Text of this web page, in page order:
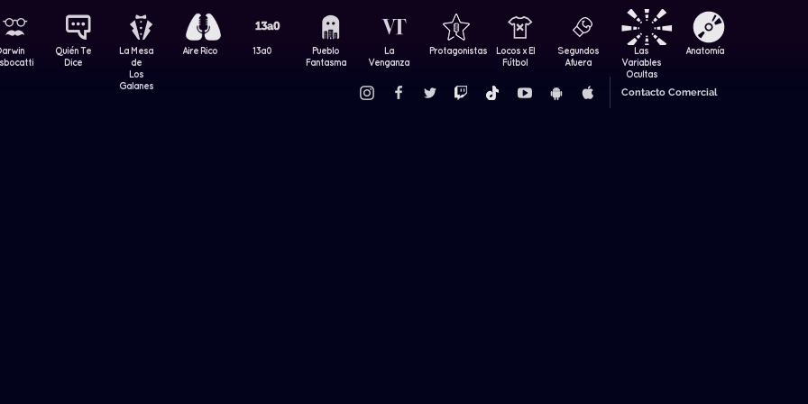
Quién Te
Dice
La Mesa
de
Los
Galanes
Aire Rico 13a0
Pueblo
Fantasma
La
Venganza
Protagonistas
Locos x El
Fútbol
Segundos
Afuera
Las
Variables
Ocultas
Anatomía
Contacto Comercial